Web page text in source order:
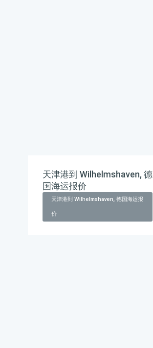
天津港到 Wilhelmshaven, 德
国海运报价
天津港到 Wilhelmshaven, 德国海运报
价